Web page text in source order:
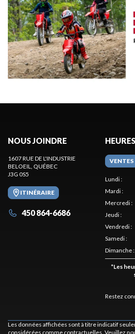
NOUS JOINDRE
1607 RUE DE L'INDUSTRIE
BELOEIL, QUÉBEC
J3G 0S5
ITINÉRAIRE
450 864-6686
VENTES
Lundi:
Mardi:
Mercredi:
Jeudi:
Vendredi:
Samedi:
Dimanche:
*Les
Restez
Les données affichées sont à titre indicatif
considérées comme contractuelles. Veuillez